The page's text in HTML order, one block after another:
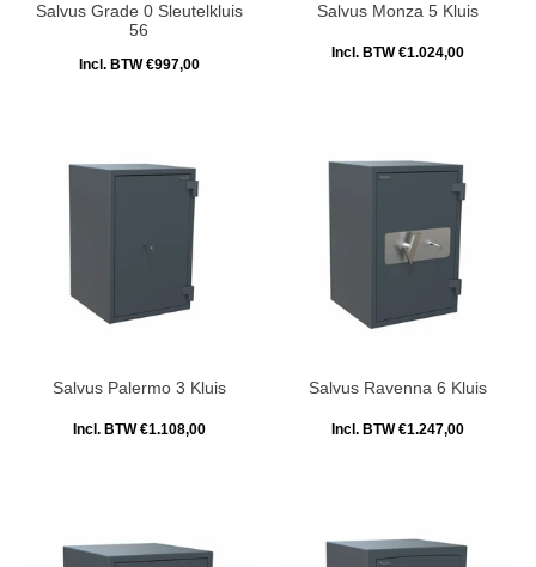
Salvus Grade 0 Sleutelkluis
56
Incl. BTW €997,00
Salvus Monza 5 Kluis
Incl. BTW €1.024,00
Salvus Palermo 3 Kluis
Incl. BTW €1.108,00
Salvus Ravenna 6 Kluis
Incl. BTW €1.247,00